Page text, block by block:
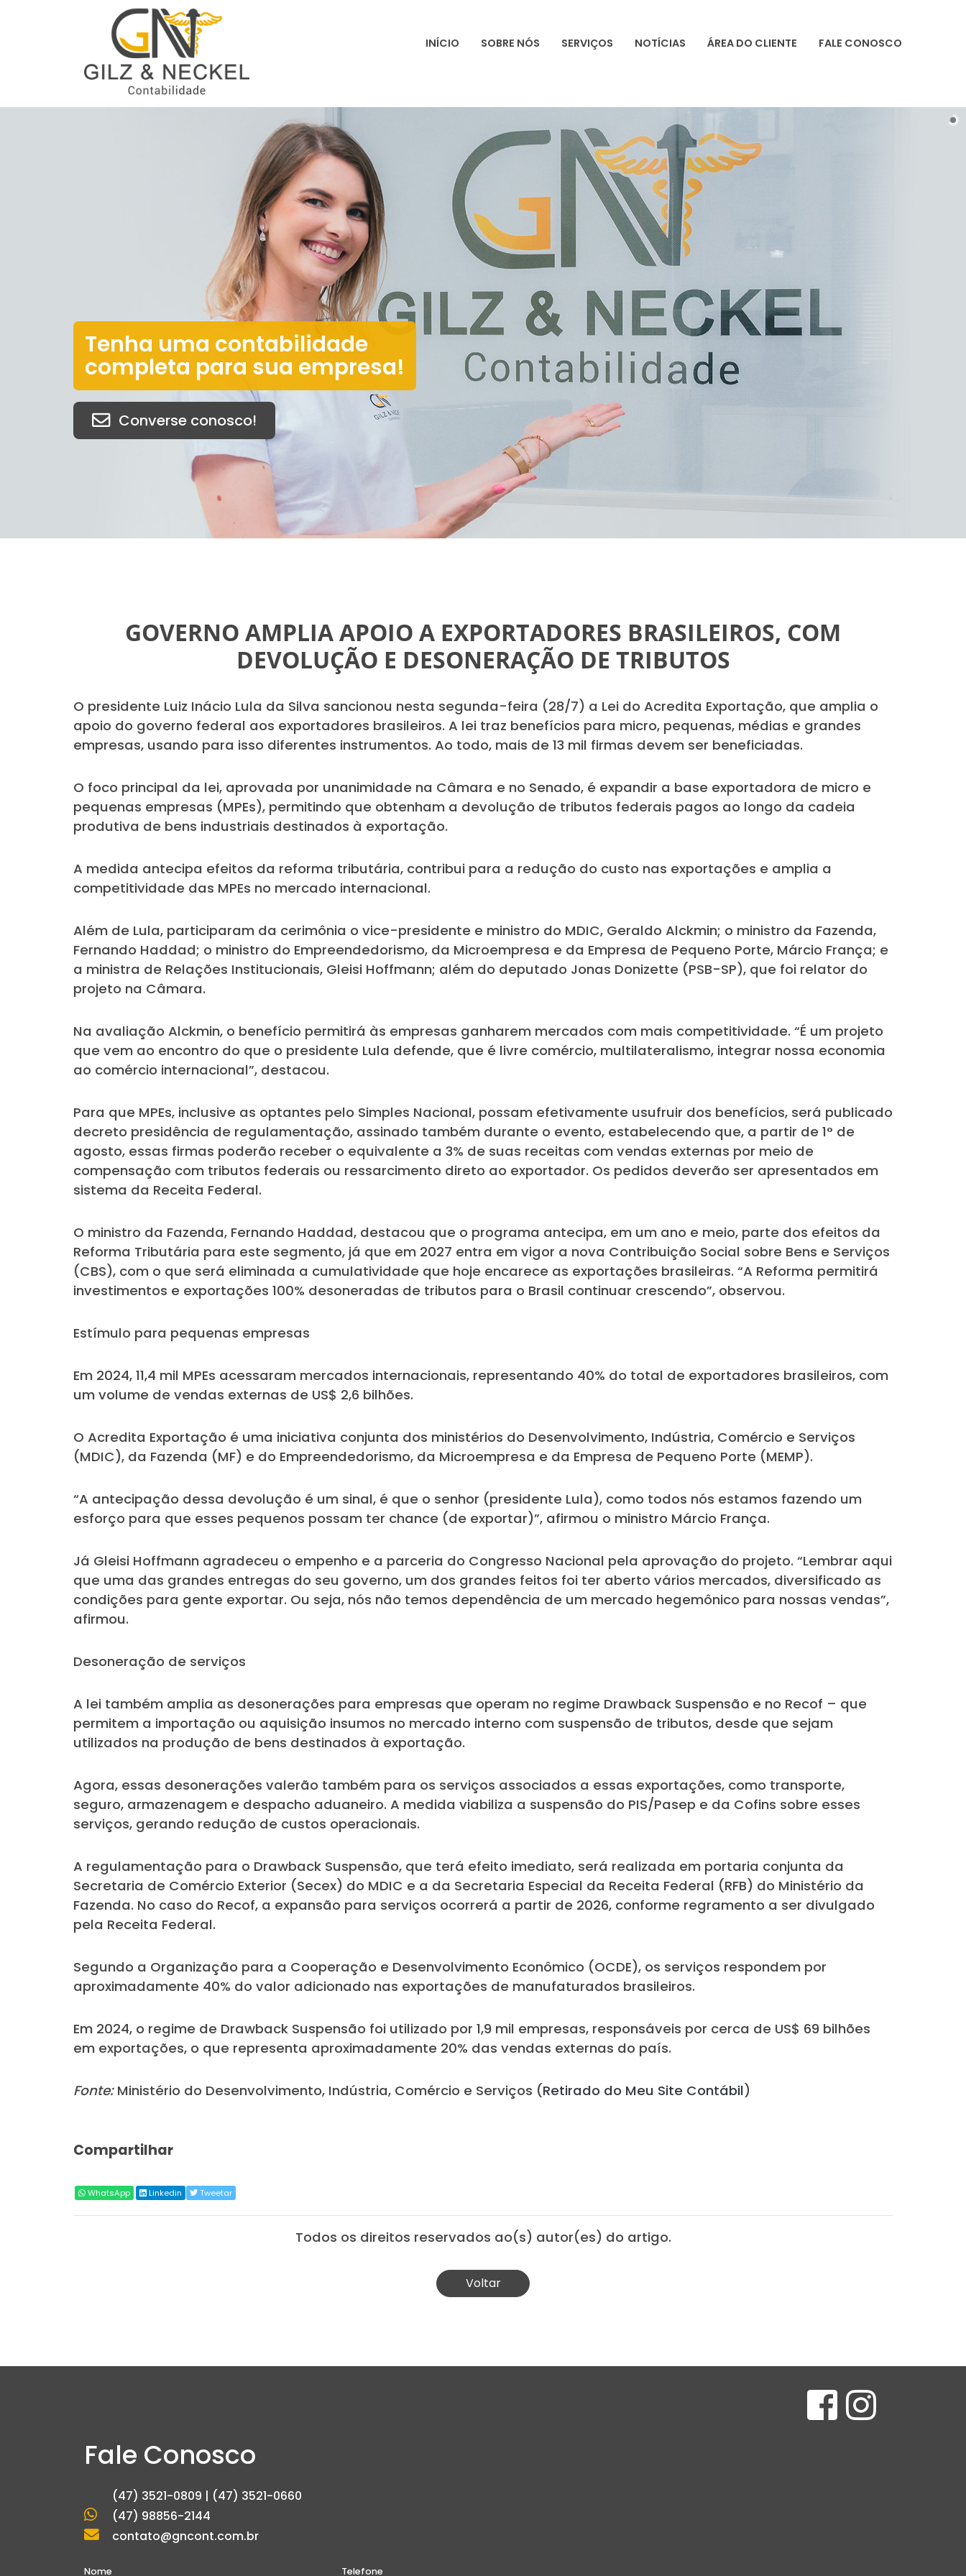
INÍCIO SOBRE NÓS SERVIÇOS NOTÍCIAS ÁREA DO CLIENTE FALE CONOSCO
Tenha uma contabilidade
completa para sua empresa!
Converse conosco!
GOVERNO AMPLIA APOIO A EXPORTADORES BRASILEIROS, COM
DEVOLUÇÃO E DESONERAÇÃO DE TRIBUTOS
O presidente Luiz Inácio Lula da Silva sancionou nesta segunda-feira (28/7) a Lei do Acredita Exportação, que amplia o
apoio do governo federal aos exportadores brasileiros. A lei traz benefícios para micro, pequenas, médias e grandes
empresas, usando para isso diferentes instrumentos. Ao todo, mais de 13 mil firmas devem ser beneficiadas.
O foco principal da lei, aprovada por unanimidade na Câmara e no Senado, é expandir a base exportadora de micro e
pequenas empresas (MPEs), permitindo que obtenham a devolução de tributos federais pagos ao longo da cadeia
produtiva de bens industriais destinados à exportação.
A medida antecipa efeitos da reforma tributária, contribui para a redução do custo nas exportações e amplia a
competitividade das MPEs no mercado internacional.
Além de Lula, participaram da cerimônia o vice-presidente e ministro do MDIC, Geraldo Alckmin; o ministro da Fazenda,
Fernando Haddad; o ministro do Empreendedorismo, da Microempresa e da Empresa de Pequeno Porte, Márcio França; e
a ministra de Relações Institucionais, Gleisi Hoffmann; além do deputado Jonas Donizette (PSB-SP), que foi relator do
projeto na Câmara.
Na avaliação Alckmin, o benefício permitirá às empresas ganharem mercados com mais competitividade. “É um projeto
que vem ao encontro do que o presidente Lula defende, que é livre comércio, multilateralismo, integrar nossa economia
ao comércio internacional”, destacou.
Para que MPEs, inclusive as optantes pelo Simples Nacional, possam efetivamente usufruir dos benefícios, será publicado
decreto presidência de regulamentação, assinado também durante o evento, estabelecendo que, a partir de 1° de
agosto, essas firmas poderão receber o equivalente a 3% de suas receitas com vendas externas por meio de
compensação com tributos federais ou ressarcimento direto ao exportador. Os pedidos deverão ser apresentados em
sistema da Receita Federal.
O ministro da Fazenda, Fernando Haddad, destacou que o programa antecipa, em um ano e meio, parte dos efeitos da
Reforma Tributária para este segmento, já que em 2027 entra em vigor a nova Contribuição Social sobre Bens e Serviços
(CBS), com o que será eliminada a cumulatividade que hoje encarece as exportações brasileiras. “A Reforma permitirá
investimentos e exportações 100% desoneradas de tributos para o Brasil continuar crescendo”, observou.
Estímulo para pequenas empresas
Em 2024, 11,4 mil MPEs acessaram mercados internacionais, representando 40% do total de exportadores brasileiros, com
um volume de vendas externas de US$ 2,6 bilhões.
O Acredita Exportação é uma iniciativa conjunta dos ministérios do Desenvolvimento, Indústria, Comércio e Serviços
(MDIC), da Fazenda (MF) e do Empreendedorismo, da Microempresa e da Empresa de Pequeno Porte (MEMP).
“A antecipação dessa devolução é um sinal, é que o senhor (presidente Lula), como todos nós estamos fazendo um
esforço para que esses pequenos possam ter chance (de exportar)”, afirmou o ministro Márcio França.
Já Gleisi Hoffmann agradeceu o empenho e a parceria do Congresso Nacional pela aprovação do projeto. “Lembrar aqui
que uma das grandes entregas do seu governo, um dos grandes feitos foi ter aberto vários mercados, diversificado as
condições para gente exportar. Ou seja, nós não temos dependência de um mercado hegemônico para nossas vendas”,
afirmou.
Desoneração de serviços
A lei também amplia as desonerações para empresas que operam no regime Drawback Suspensão e no Recof – que
permitem a importação ou aquisição insumos no mercado interno com suspensão de tributos, desde que sejam
utilizados na produção de bens destinados à exportação.
Agora, essas desonerações valerão também para os serviços associados a essas exportações, como transporte,
seguro, armazenagem e despacho aduaneiro. A medida viabiliza a suspensão do PIS/Pasep e da Cofins sobre esses
serviços, gerando redução de custos operacionais.
A regulamentação para o Drawback Suspensão, que terá efeito imediato, será realizada em portaria conjunta da
Secretaria de Comércio Exterior (Secex) do MDIC e a da Secretaria Especial da Receita Federal (RFB) do Ministério da
Fazenda. No caso do Recof, a expansão para serviços ocorrerá a partir de 2026, conforme regramento a ser divulgado
pela Receita Federal.
Segundo a Organização para a Cooperação e Desenvolvimento Econômico (OCDE), os serviços respondem por
aproximadamente 40% do valor adicionado nas exportações de manufaturados brasileiros.
Em 2024, o regime de Drawback Suspensão foi utilizado por 1,9 mil empresas, responsáveis por cerca de US$ 69 bilhões
em exportações, o que representa aproximadamente 20% das vendas externas do país.
Fonte:Ministério do Desenvolvimento, Indústria, Comércio e Serviços (Retirado do Meu Site Contábil)
Compartilhar
WhatsApp Linkedin Tweetar
Todos os direitos reservados ao(s) autor(es) do artigo.
Voltar
Fale Conosco
(47) 3521-0809 | (47) 3521-0660
(47) 98856-2144
contato@gncont.com.br
Nome Telefone